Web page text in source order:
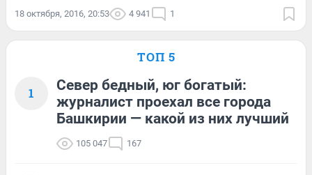
18 октября, 2016, 20:53 4 941 1
ТОП 5
1
Север бедный, юг богатый:
журналист проехал все города
Башкирии — какой из них лучший
105 047 167